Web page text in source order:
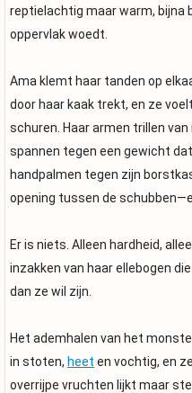
reptielachtig maar warm, bijna
oppervlak woedt.
Ama klemt haar tanden op
door haar kaak trekt, en ze
schuren. Haar armen trillen
spannen tegen een gewicht
handpalmen tegen zijn
opening tussen de
Er is niets. Alleen hardheid,
inzakken van haar ellebogen
dan ze wil zijn.
Het ademhalen van het
in stoten, heet en vochtig, en
overrijpe vruchten lijkt maar